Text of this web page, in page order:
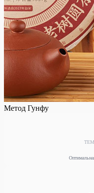
Метод Гунфу